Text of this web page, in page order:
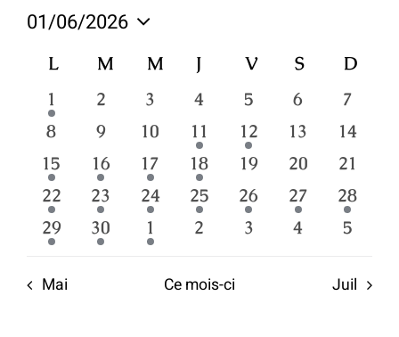
navigation
vues
Évènements
clé.
Rechercher
Évènements
01/06/2026
Sélectionnez
une
date.
Calendrier
Évènements
LLUNDI
M MARDI
M MERCREDI
J JEUDIVVENDREDI
SSAMEDI
D
1
évènement
1
0
évènements
2
0
évènements
3
0
évènements
4
0
évènements
5
0
évènements
6
0
7
0
évènements
8
0
évènements
9
0
évènements
10
1
évènement
11
1
évènement
12
0
évènements
13
0
14
1
évènement
15
1
évènement
16
1
évènement
17
1
évènement
18
0
évènements
19
0
évènements
20
0
21
2
évènements
22
1
évènement
23
2
évènements
24
1
évènement
25
1
évènement
26
1
évènement
27
1
28
1
évènement
29
1
évènement
30
1
évènement
1
0
2
0
3
0
4
0
5
Mai Ce mois-ci Juil